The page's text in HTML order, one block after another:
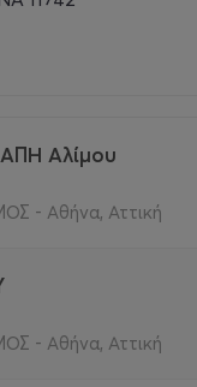
Αλίμου
- Αθήνα, Αττική
- Αθήνα, Αττική